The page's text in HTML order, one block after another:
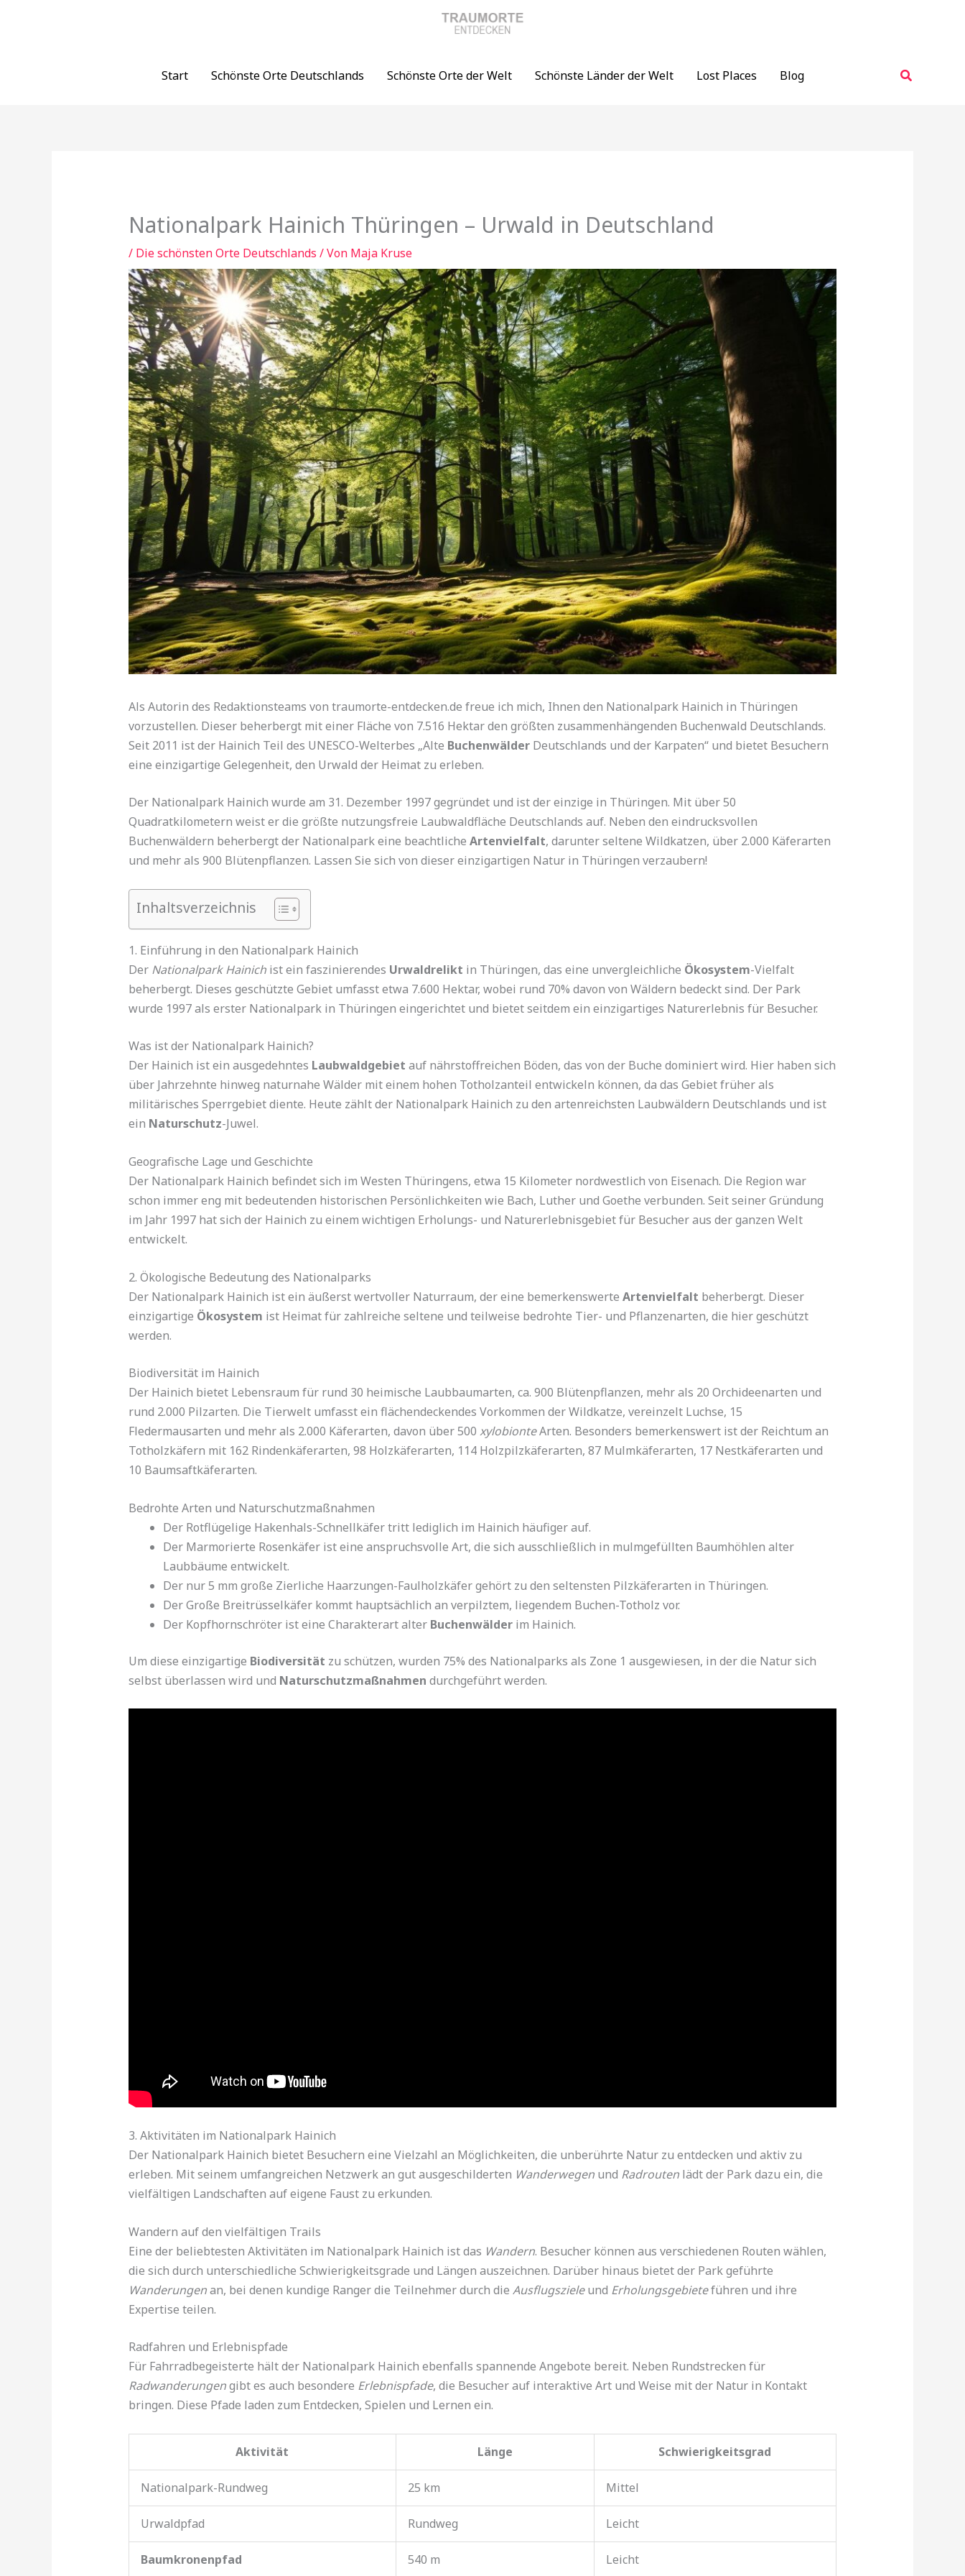
Start
Schönste Orte Deutschlands Schönste Orte der Welt Schönste Länder der Welt Lost Places Blog Suchen
Nationalpark Hainich Thüringen – Urwald in Deutschland
/ Die schönsten Orte Deutschlands / Von Maja Kruse
Als Autorin des Redaktionsteams von traumorte-entdecken.de freue ich mich, Ihnen den Nationalpark Hainich in Thüringen
vorzustellen. Dieser beherbergt mit einer Fläche von 7.516 Hektar den größten zusammenhängenden Buchenwald Deutschlands.
Seit 2011 ist der Hainich Teil des UNESCO-Welterbes „Alte BuchenwälderDeutschlands und der Karpaten“ und bietet Besuchern
eine einzigartige Gelegenheit, den Urwald der Heimat zu erleben.
Der Nationalpark Hainich wurde am 31. Dezember 1997 gegründet und ist der einzige in Thüringen. Mit über 50
Quadratkilometern weist er die größte nutzungsfreie Laubwaldfläche Deutschlands auf. Neben den eindrucksvollen
Buchenwäldern beherbergt der Nationalpark eine beachtliche Artenvielfalt, darunter seltene Wildkatzen, über 2.000 Käferarten
und mehr als 900 Blütenpflanzen. Lassen Sie sich von dieser einzigartigen Natur in Thüringen verzaubern!
Inhaltsverzeichnis
1. Einführung in den Nationalpark Hainich
Der Nationalpark Hainichist ein faszinierendes Urwaldrelikt in Thüringen, das eine unvergleichliche Ökosystem-Vielfalt
beherbergt. Dieses geschützte Gebiet umfasst etwa 7.600 Hektar, wobei rund 70% davon von Wäldern bedeckt sind. Der Park
wurde 1997 als erster Nationalpark in Thüringen eingerichtet und bietet seitdem ein einzigartiges Naturerlebnis für Besucher.
Was ist der Nationalpark Hainich?
Der Hainich ist ein ausgedehntes Laubwaldgebiet auf nährstoffreichen Böden, das von der Buche dominiert wird. Hier haben sich
über Jahrzehnte hinweg naturnahe Wälder mit einem hohen Totholzanteil entwickeln können, da das Gebiet früher als
militärisches Sperrgebiet diente. Heute zählt der Nationalpark Hainich zu den artenreichsten Laubwäldern Deutschlands und ist
ein Naturschutz-Juwel.
Geografische Lage und Geschichte
Der Nationalpark Hainich befindet sich im Westen Thüringens, etwa 15 Kilometer nordwestlich von Eisenach. Die Region war
schon immer eng mit bedeutenden historischen Persönlichkeiten wie Bach, Luther und Goethe verbunden. Seit seiner Gründung
im Jahr 1997 hat sich der Hainich zu einem wichtigen Erholungs- und Naturerlebnisgebiet für Besucher aus der ganzen Welt
entwickelt.
2. Ökologische Bedeutung des Nationalparks
Der Nationalpark Hainich ist ein äußerst wertvoller Naturraum, der eine bemerkenswerte Artenvielfalt beherbergt. Dieser
einzigartige Ökosystem ist Heimat für zahlreiche seltene und teilweise bedrohte Tier- und Pflanzenarten, die hier geschützt
werden.
Biodiversität im Hainich
Der Hainich bietet Lebensraum für rund 30 heimische Laubbaumarten, ca. 900 Blütenpflanzen, mehr als 20 Orchideenarten und
rund 2.000 Pilzarten. Die Tierwelt umfasst ein flächendeckendes Vorkommen der Wildkatze, vereinzelt Luchse, 15
Fledermausarten und mehr als 2.000 Käferarten, davon über 500 xylobionteArten. Besonders bemerkenswert ist der Reichtum an
Totholzkäfern mit 162 Rindenkäferarten, 98 Holzkäferarten, 114 Holzpilzkäferarten, 87 Mulmkäferarten, 17 Nestkäferarten und
10 Baumsaftkäferarten.
Bedrohte Arten und Naturschutzmaßnahmen
Der Rotflügelige Hakenhals-Schnellkäfer tritt lediglich im Hainich häufiger auf.
Der Marmorierte Rosenkäfer ist eine anspruchsvolle Art, die sich ausschließlich in mulmgefüllten Baumhöhlen alter
Laubbäume entwickelt.
Der nur 5 mm große Zierliche Haarzungen-Faulholzkäfer gehört zu den seltensten Pilzkäferarten in Thüringen.
Der Große Breitrüsselkäfer kommt hauptsächlich an verpilztem, liegendem Buchen-Totholz vor.
Der Kopfhornschröter ist eine Charakterart alter Buchenwälderim Hainich.
Um diese einzigartige Biodiversität zu schützen, wurden 75% des Nationalparks als Zone 1 ausgewiesen, in der die Natur sich
selbst überlassen wird und Naturschutzmaßnahmen durchgeführt werden.
3. Aktivitäten im Nationalpark Hainich
Der Nationalpark Hainich bietet Besuchern eine Vielzahl an Möglichkeiten, die unberührte Natur zu entdecken und aktiv zu
erleben. Mit seinem umfangreichen Netzwerk an gut ausgeschilderten Wanderwegenund Radroutenlädt der Park dazu ein, die
vielfältigen Landschaften auf eigene Faust zu erkunden.
Wandern auf den vielfältigen Trails
Eine der beliebtesten Aktivitäten im Nationalpark Hainich ist das Wandern. Besucher können aus verschiedenen Routen wählen,
die sich durch unterschiedliche Schwierigkeitsgrade und Längen auszeichnen. Darüber hinaus bietet der Park geführte
Wanderungenan, bei denen kundige Ranger die Teilnehmer durch die Ausflugszieleund Erholungsgebieteführen und ihre
Expertise teilen.
Radfahren und Erlebnispfade
Für Fahrradbegeisterte hält der Nationalpark Hainich ebenfalls spannende Angebote bereit. Neben Rundstrecken für
Radwanderungengibt es auch besondere Erlebnispfade, die Besucher auf interaktive Art und Weise mit der Natur in Kontakt
bringen. Diese Pfade laden zum Entdecken, Spielen und Lernen ein.
Aktivität Länge Schwierigkeitsgrad
Nationalpark-Rundweg 25 km Mittel
Urwaldpfad Rundweg Leicht
Baumkronenpfad 540 m Leicht